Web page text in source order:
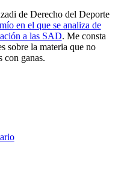
de Derecho del Deporte
en el que se analiza de
a las SAD. Me consta
sobre la materia que no
con ganas.